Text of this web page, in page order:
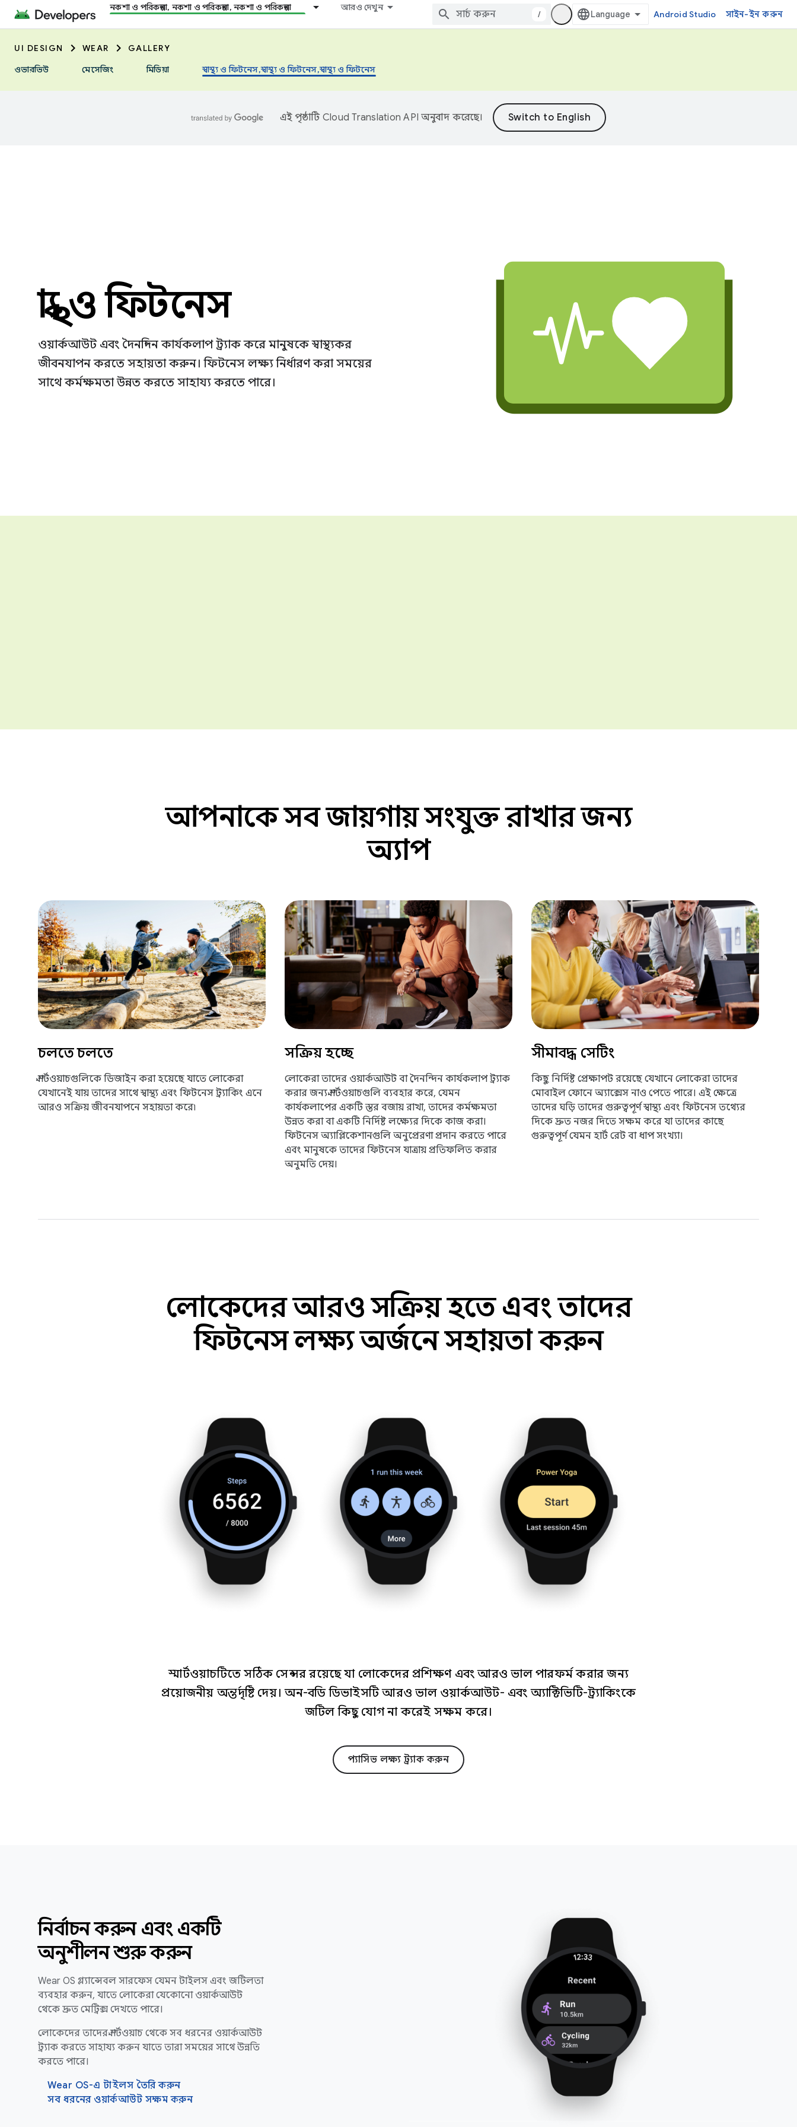
নকশা ও পরিকল্পনা, নকশা ও পরিকল্পনা, নকশা ও পরিকল্পনা আরও দেখুন
/ Android Studio সাইন-ইন করুন
UI DESIGN WEAR
GALLERY
ওভারভিউ
মেসেজিং মিডিয়া স্বাস্থ্য ও ফিটনেস,স্বাস্থ্য ও ফিটনেস,স্বাস্থ্য ও ফিটনেস
এই পৃষ্ঠাটি Cloud Translation API অনুবাদ করেছে।
স্বাস্থ্য ও ফিটনেস
ওয়ার্কআউট এবং দৈনন্দিন কার্যকলাপ ট্র্যাক করে মানুষকে স্বাস্থ্যকর
জীবনযাপন করতে সহায়তা করুন। ফিটনেস লক্ষ্য নির্ধারণ করা সময়ের
সাথে কর্মক্ষমতা উন্নত করতে সাহায্য করতে পারে।
আপনাকে সব জায়গায় সংযুক্ত রাখার জন্য
অ্যাপ
চলতে চলতে
স্মার্টওয়াচগুলিকে ডিজাইন করা হয়েছে যাতে লোকেরা
যেখানেই যায় তাদের সাথে স্বাস্থ্য এবং ফিটনেস ট্র্যাকিং এনে
আরও সক্রিয় জীবনযাপনে সহায়তা করে৷
সক্রিয় হচ্ছে
লোকেরা তাদের ওয়ার্কআউট বা দৈনন্দিন কার্যকলাপ ট্র্যাক
করার জন্য স্মার্টওয়াচগুলি ব্যবহার করে, যেমন
কার্যকলাপের একটি স্তর বজায় রাখা, তাদের কর্মক্ষমতা
উন্নত করা বা একটি নির্দিষ্ট লক্ষ্যের দিকে কাজ করা।
ফিটনেস অ্যাপ্লিকেশানগুলি অনুপ্রেরণা প্রদান করতে পারে
এবং মানুষকে তাদের ফিটনেস যাত্রায় প্রতিফলিত করার
অনুমতি দেয়।
সীমাবদ্ধ সেটিং
কিছু নির্দিষ্ট প্রেক্ষাপট রয়েছে যেখানে লোকেরা তাদের
মোবাইল ফোনে অ্যাক্সেস নাও পেতে পারে। এই ক্ষেত্রে
তাদের ঘড়ি তাদের গুরুত্বপূর্ণ স্বাস্থ্য এবং ফিটনেস তথ্যের
দিকে দ্রুত নজর দিতে সক্ষম করে যা তাদের কাছে
গুরুত্বপূর্ণ যেমন হার্ট রেট বা ধাপ সংখ্যা।
লোকেদের আরও সক্রিয় হতে এবং তাদের
ফিটনেস লক্ষ্য অর্জনে সহায়তা করুন
স্মার্টওয়াচটিতে সঠিক সেন্সর রয়েছে যা লোকেদের প্রশিক্ষণ এবং আরও ভাল পারফর্ম করার জন্য
প্রয়োজনীয় অন্তর্দৃষ্টি দেয়। অন-বডি ডিভাইসটি আরও ভাল ওয়ার্কআউট- এবং অ্যাক্টিভিটি-ট্র্যাকিংকে
জটিল কিছু যোগ না করেই সক্ষম করে।
প্যাসিভ লক্ষ্য ট্র্যাক করুন
নির্বাচন করুন এবং একটি
অনুশীলন শুরু করুন
Wear OS গ্ল্যান্সেবল সারফেস যেমন টাইলস এবং জটিলতা
ব্যবহার করুন, যাতে লোকেরা যেকোনো ওয়ার্কআউট
থেকে দ্রুত মেট্রিক্স দেখতে পারে।
লোকেদের তাদের স্মার্টওয়াচ থেকে সব ধরনের ওয়ার্কআউট
ট্র্যাক করতে সাহায্য করুন যাতে তারা সময়ের সাথে উন্নতি
করতে পারে।
Wear OS-এ টাইলস তৈরি করুন
সব ধরনের ওয়ার্কআউট সক্ষম করুন